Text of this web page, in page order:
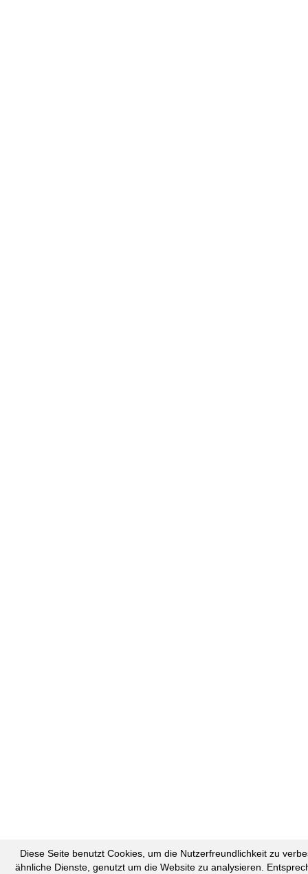
Diese Seite benutzt Cookies, um die Nutzerfreundlichkeit zu
ähnliche Dienste, genutzt um die Website zu analysieren.